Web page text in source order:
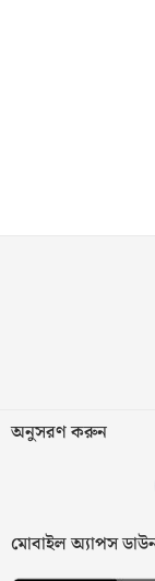
অনুসরণ করুন
মোবাইল অ্যাপস